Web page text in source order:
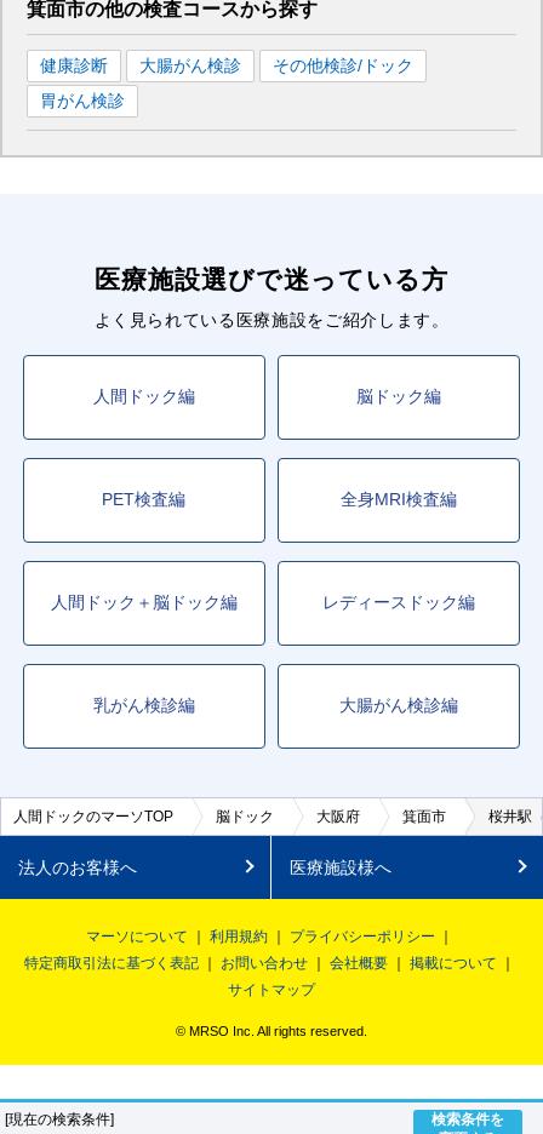
[現在の検索条件]
検索条件を
箕面市の他の検査コースから探す
健康診断 大腸がん検診
その他検診/ドック
胃がん検診
医療施設選びで迷っている方
よく見られている医療施設をご紹介します。
人間ドック編 脳ドック編
PET検査編 全身MRI検査編
人間ドック＋脳ドック編 レディースドック編
乳がん検診編 大腸がん検診編
人間ドックのマーソTOP 脳ドック 大阪府 箕面市 桜井駅
法人のお客様へ 医療施設様へ
マーソについて 利用規約
プライバシーポリシー
特定商取引法に基づく表記
お問い合わせ 会社概要
掲載について
サイトマップ
© MRSO Inc. All rights reserved.